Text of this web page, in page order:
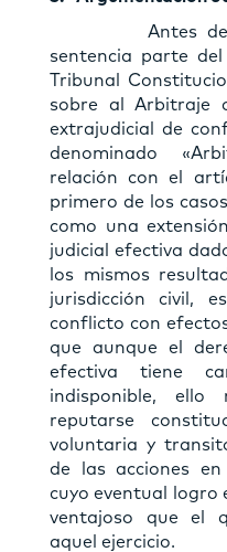
Antes
sentencia parte
Tribunal
sobre al Arbitraje
extrajudicial de
denominado
relación con el
primero de los
como una
judicial efectiva
los mismos
jurisdicción civil,
conflicto con
que aunque el
efectiva tiene
indisponible,
reputarse
voluntaria y
de las acciones
cuyo eventual logro
ventajoso que el
aquel ejercicio.